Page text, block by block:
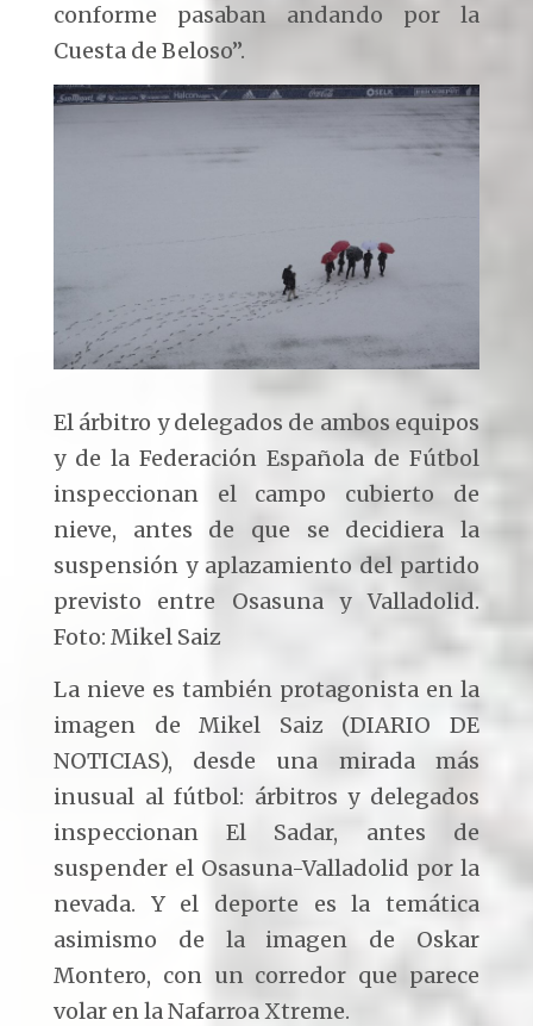
conforme pasaban andando por la
Cuesta de Beloso”.
El árbitro y delegados de ambos equipos
y de la Federación Española de Fútbol
inspeccionan el campo cubierto de
nieve, antes de que se decidiera la
suspensión y aplazamiento del partido
previsto entre Osasuna y Valladolid.
Foto: Mikel Saiz
La nieve es también protagonista en la
imagen de Mikel Saiz (DIARIO DE
NOTICIAS), desde una mirada más
inusual al fútbol: árbitros y delegados
inspeccionan El Sadar, antes de
suspender el Osasuna-Valladolid por la
nevada. Y el deporte es la temática
asimismo de la imagen de Oskar
Montero, con un corredor que parece
volar en la Nafarroa Xtreme.